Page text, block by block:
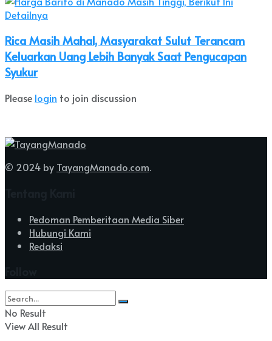
Rica Masih Mahal, Masyarakat Sulut Terancam
Keluarkan Uang Lebih Banyak Saat Pengucapan
Syukur
Please login to join discussion
© 2024 by TayangManado.com.
Pedoman Pemberitaan Media Siber
Hubungi Kami
Redaksi
No Result
View All Result